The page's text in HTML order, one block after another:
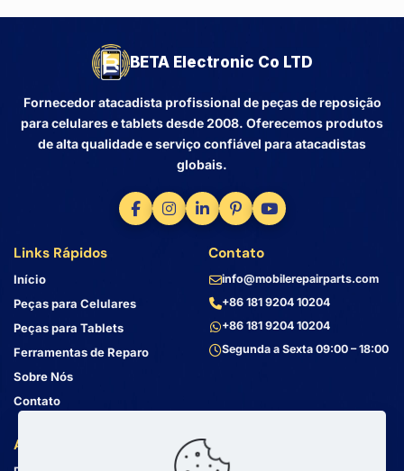
BETA Electronic Co LTD
Fornecedor atacadista profissional de peças de reposição
para celulares e tablets desde 2008. Oferecemos produtos
de alta qualidade e serviço confiável para atacadistas
globais.
Links Rápidos
Início
Peças para Celulares
Peças para Tablets
Ferramentas de Reparo
Sobre Nós
Contato
Atendimento ao Cliente
Contato
info@mobilerepairparts.com
+86 181 9204 10204
+86 181 9204 10204
Segunda a Sexta 09:00 – 18:00
Endereço